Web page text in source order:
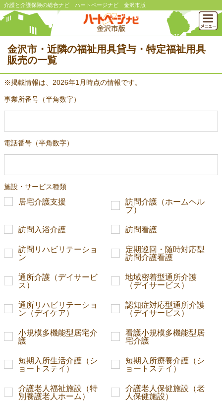
介護と介護保険の総合ナビ ハートページナビ 金沢市版
金沢市・近隣の福祉用具貸与・特定福祉用具
販売の一覧
※掲載情報は、2026年1月時点の情報です。
事業所番号（半角数字）
電話番号（半角数字）
施設・サービス種類
居宅介護支援
訪問介護（ホームヘル
プ）
訪問入浴介護 訪問看護
訪問リハビリテーショ
ン
定期巡回・随時対応型
訪問介護看護
通所介護（デイサービ
ス）
地域密着型通所介護
（デイサービス）
通所リハビリテーショ
ン（デイケア）
認知症対応型通所介護
（デイサービス）
小規模多機能型居宅介
護
看護小規模多機能型居
宅介護
短期入所生活介護（シ
ョートステイ）
短期入所療養介護（シ
ョートステイ）
介護老人福祉施設（特
別養護老人ホーム）
介護老人保健施設（老
人保健施設）